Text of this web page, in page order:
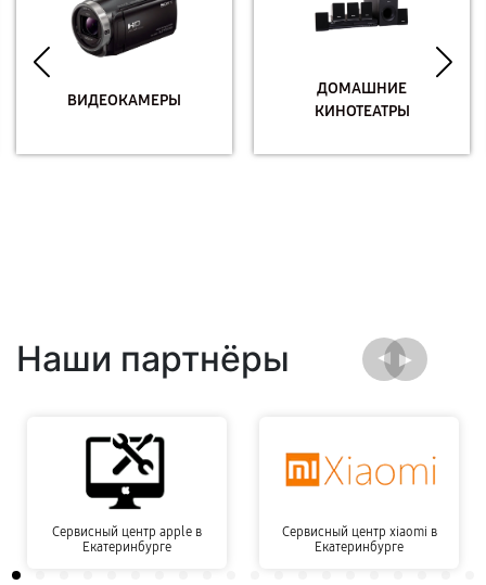
ВИДЕОКАМЕРЫ
ДОМАШНИЕ
КИНОТЕАТРЫ
Наши партнёры
Сервисный центр apple в
Екатеринбурге
Сервисный центр xiaomi в
Екатеринбурге